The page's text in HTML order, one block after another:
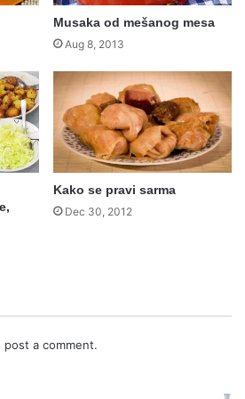
Musaka od mešanog mesa
Aug 8, 2013
Kako se pravi sarma
Dec 30, 2012
post a comment.